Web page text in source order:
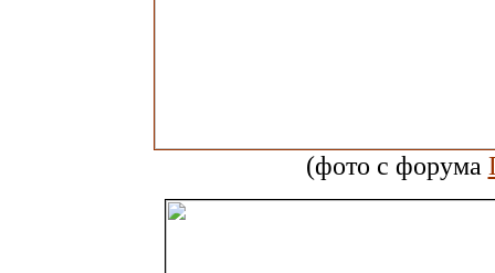
(фото с форума